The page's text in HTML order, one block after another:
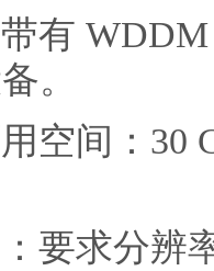
WDDM
。
间：30
求分辨率